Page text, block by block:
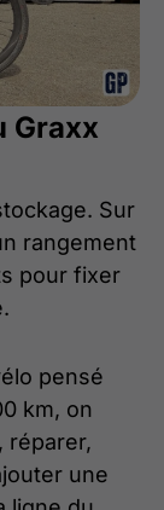
Graxx
Sur
rangement
pour fixer
pensé
km, on
réparer,
une